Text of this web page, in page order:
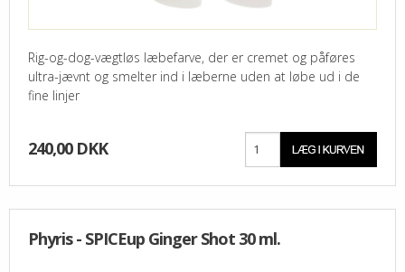
Rig-og-dog-vægtløs læbefarve, der er cremet og påføres
ultra-jævnt og smelter ind i læberne uden at løbe ud i de
fine linjer
240,00 DKK
Phyris - SPICEup Ginger Shot 30 ml.